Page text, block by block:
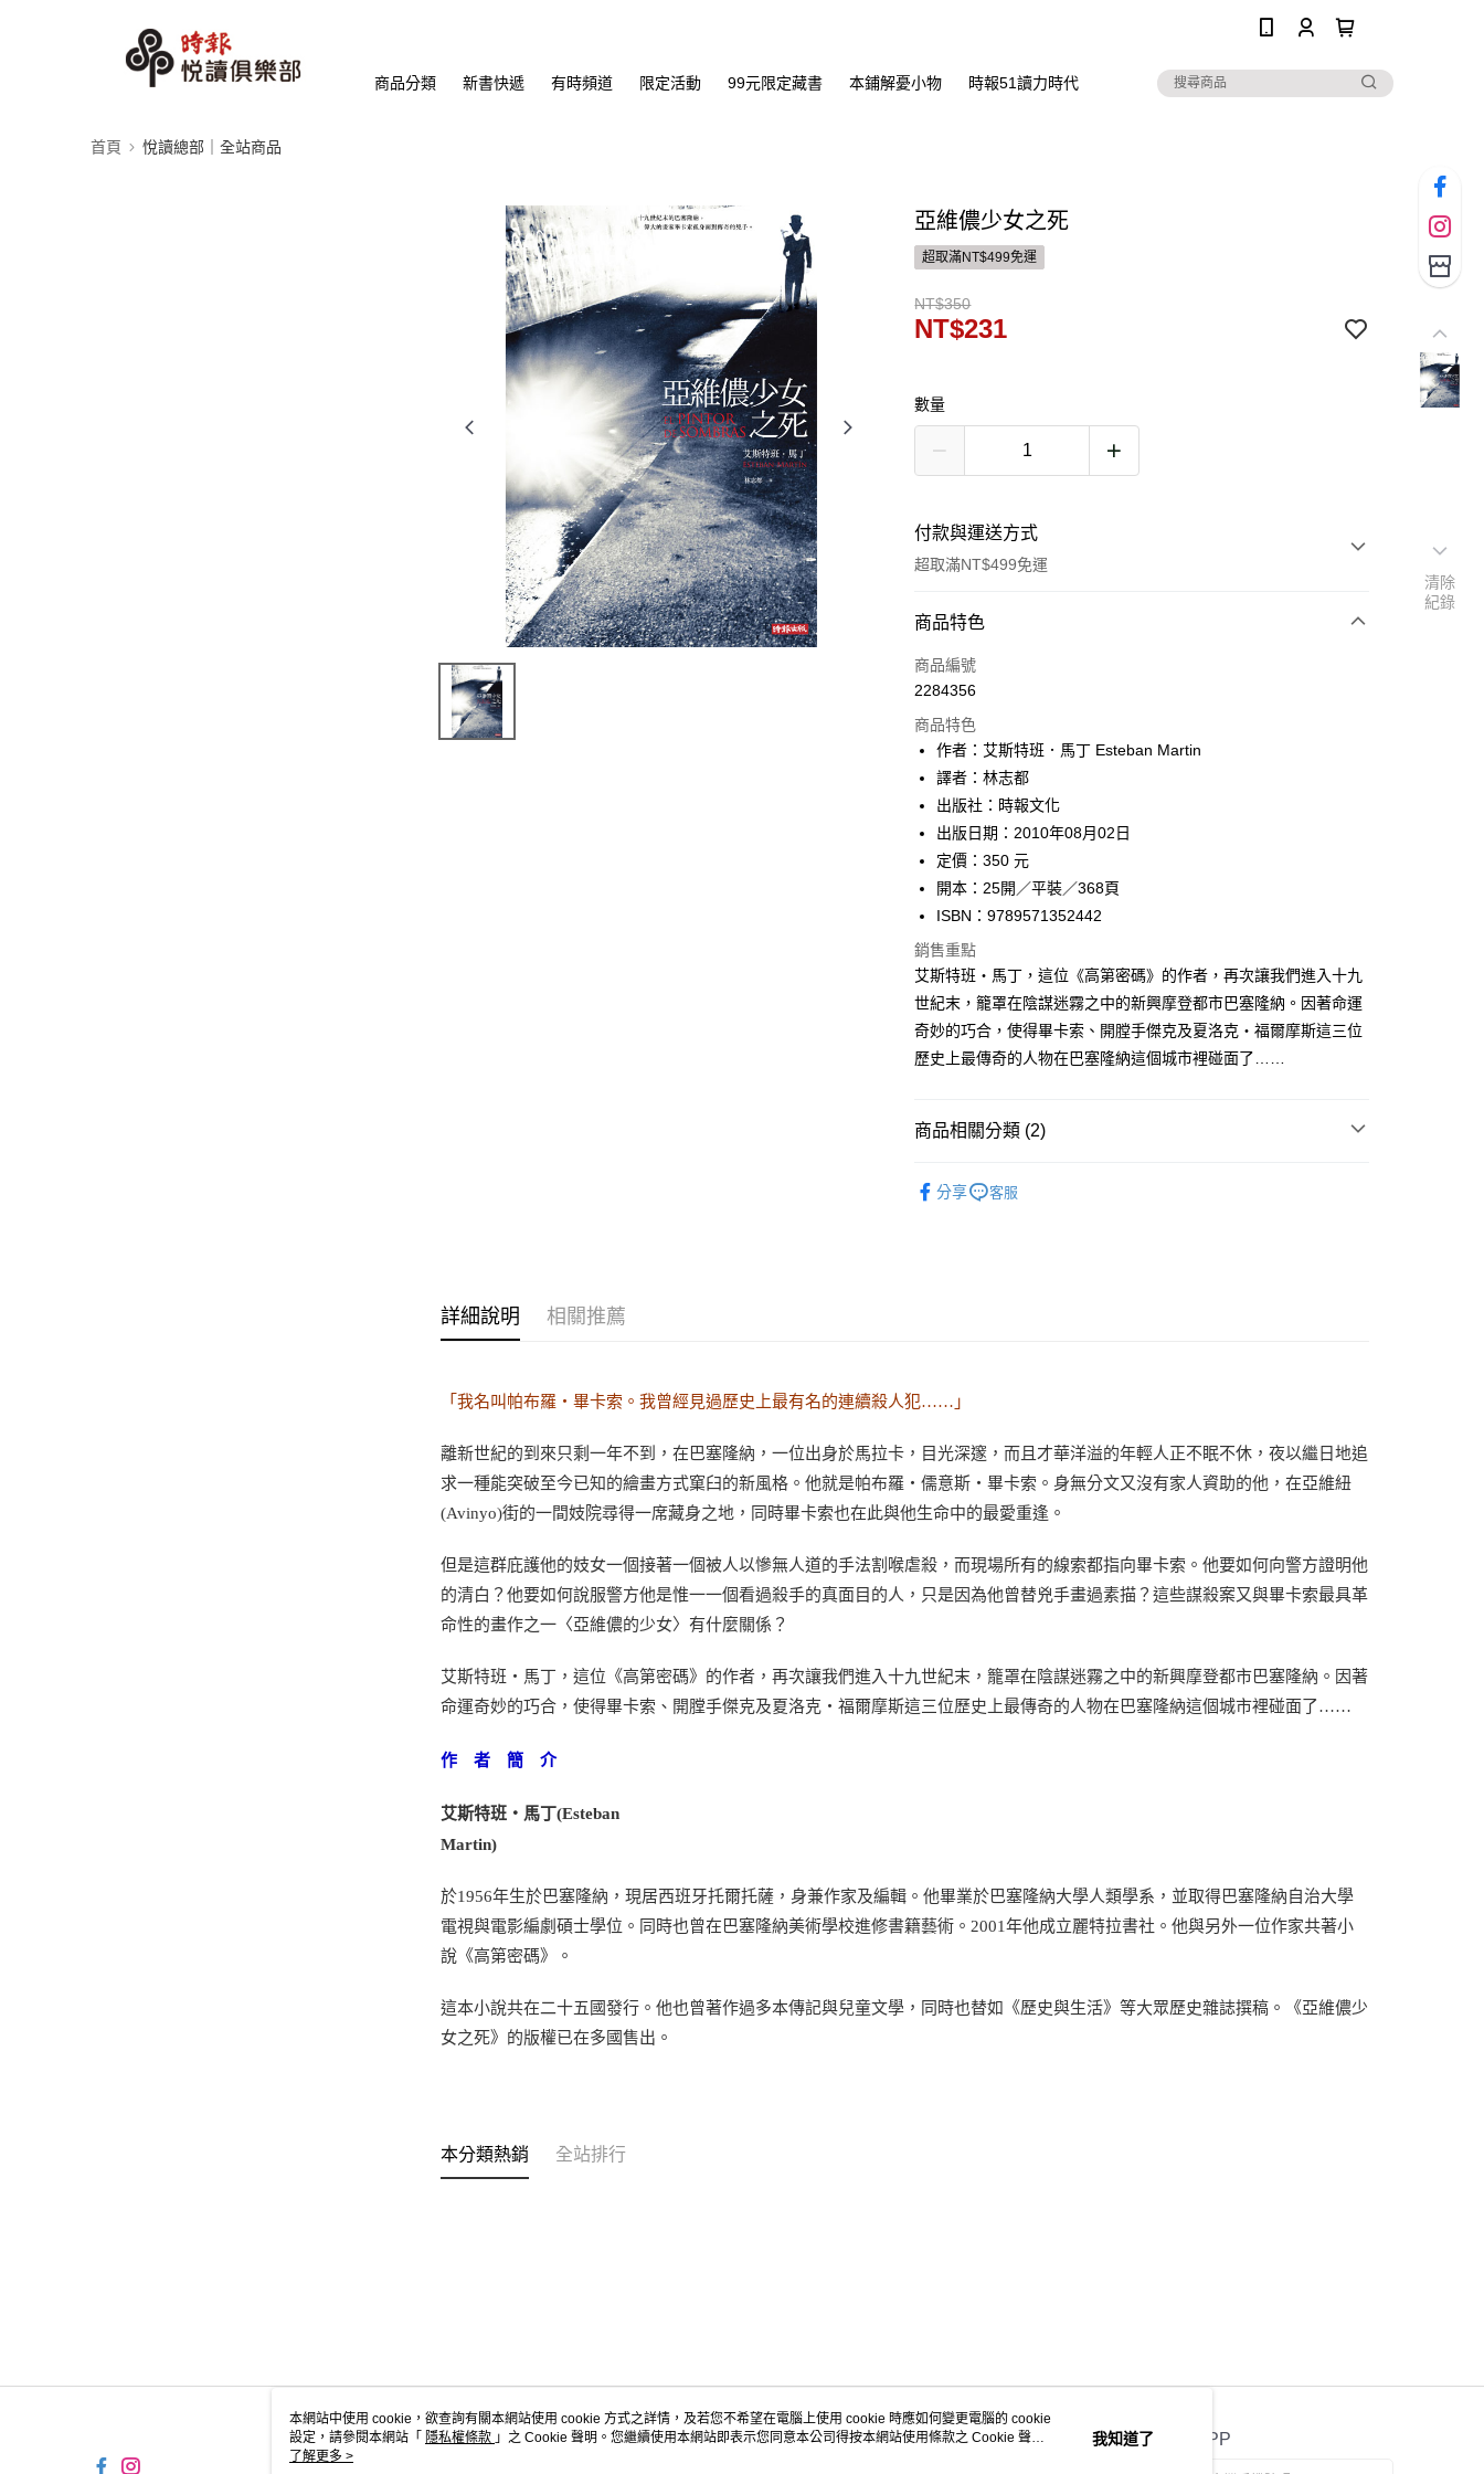
商品分類 新書快遞 有時頻道 限定活動 99元限定藏書 本鋪解憂小物 時報51讀力時代
首頁 悅讀總部｜全站商品
亞維儂少女之死
超取滿NT$499免運
NT$350
NT$231
數量
付款與運送方式
超取滿NT$499免運
付款方式
信用卡一次付款
運送方式
付款後全家取貨
每筆NT$60，滿NT$499(含以上)免運費
付款後7-11取貨
每筆NT$60，滿NT$499(含以上)免運費
宅配
每筆NT$100，滿NT$499(含以上)免運費
商品特色
商品編號
2284356
商品特色
作者：艾斯特班．馬丁 Esteban Martin
譯者：林志都
出版社：時報文化
出版日期：2010年08月02日
定價：350 元
開本：25開／平裝／368頁
ISBN：9789571352442
銷售重點
艾斯特班‧馬丁，這位《高第密碼》的作者，再次讓我們進入十九
世紀末，籠罩在陰謀迷霧之中的新興摩登都市巴塞隆納。因著命運
奇妙的巧合，使得畢卡索、開膛手傑克及夏洛克‧福爾摩斯這三位
歷史上最傳奇的人物在巴塞隆納這個城市裡碰面了……
商品相關分類 (2)
分享 客服
詳細說明 相關推薦
「我名叫帕布羅‧畢卡索。我曾經見過歷史上最有名的連續殺人犯……」
離新世紀的到來只剩一年不到，在巴塞隆納，一位出身於馬拉卡，目光深邃，而且才華洋溢的年輕人正不眠不休，夜以繼日地追
求一種能突破至今已知的繪畫方式窠臼的新風格。他就是帕布羅‧儒意斯‧畢卡索。身無分文又沒有家人資助的他，在亞維紐
(Avinyo)街的一間妓院尋得一席藏身之地，同時畢卡索也在此與他生命中的最愛重逢。
但是這群庇護他的妓女一個接著一個被人以慘無人道的手法割喉虐殺，而現場所有的線索都指向畢卡索。他要如何向警方證明他
的清白？他要如何說服警方他是惟一一個看過殺手的真面目的人，只是因為他曾替兇手畫過素描？這些謀殺案又與畢卡索最具革
命性的畫作之一〈亞維儂的少女〉有什麼關係？
艾斯特班‧馬丁，這位《高第密碼》的作者，再次讓我們進入十九世紀末，籠罩在陰謀迷霧之中的新興摩登都市巴塞隆納。因著
命運奇妙的巧合，使得畢卡索、開膛手傑克及夏洛克‧福爾摩斯這三位歷史上最傳奇的人物在巴塞隆納這個城市裡碰面了……
作 者 簡 介
艾斯特班‧馬丁(Esteban
Martin)
於1956年生於巴塞隆納，現居西班牙托爾托薩，身兼作家及編輯。他畢業於巴塞隆納大學人類學系，並取得巴塞隆納自治大學
電視與電影編劇碩士學位。同時也曾在巴塞隆納美術學校進修書籍藝術。2001年他成立麗特拉書社。他與另外一位作家共著小
說《高第密碼》。
這本小說共在二十五國發行。他也曾著作過多本傳記與兒童文學，同時也替如《歷史與生活》等大眾歷史雜誌撰稿。《亞維儂少
女之死》的版權已在多國售出。
本分類熱銷 全站排行
關於我們 客服資訊 官方APP
清除
紀錄
本網站中使用 cookie，欲查詢有關本網站使用 cookie 方式之詳情，及若您不希望在電腦上使用 cookie 時應如何變更電腦的 cookie
設定，請參閱本網站「 隱私權條款 」之 Cookie 聲明。您繼續使用本網站即表示您同意本公司得按本網站使用條款之 Cookie 聲明
使用 cookie。
了解更多 >
我知道了